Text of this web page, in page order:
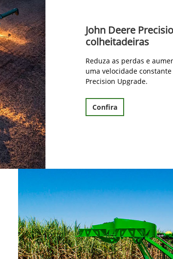
John Deere
colheitadeiras
Reduza as perdas e
uma velocidade
Precision Upgrade.
Confira